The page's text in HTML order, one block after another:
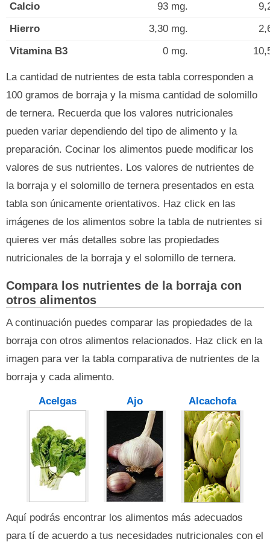
Calcio
93 mg.
Hierro
3,30 mg.
Vitamina B3
0 mg.
La cantidad de nutrientes de esta tabla corresponden a
100 gramos de borraja y la misma cantidad de solomillo
de ternera. Recuerda que los valores nutricionales
pueden variar dependiendo del tipo de alimento y la
preparación. Cocinar los alimentos puede modificar los
valores de sus nutrientes. Los valores de nutrientes de
la borraja y el solomillo de ternera presentados en esta
tabla son únicamente orientativos. Haz click en las
imágenes de los alimentos sobre la tabla de nutrientes si
quieres ver más detalles sobre las propiedades
nutricionales de la borraja y el solomillo de ternera.
Compara los nutrientes de la borraja con
otros alimentos
A continuación puedes comparar las propiedades de la
borraja con otros alimentos relacionados. Haz click en la
imagen para ver la tabla comparativa de nutrientes de la
borraja y cada alimento.
Acelgas Ajo Alcachofa
Aquí podrás encontrar los alimentos más adecuados
para tí de acuerdo a tus necesidades nutricionales con el